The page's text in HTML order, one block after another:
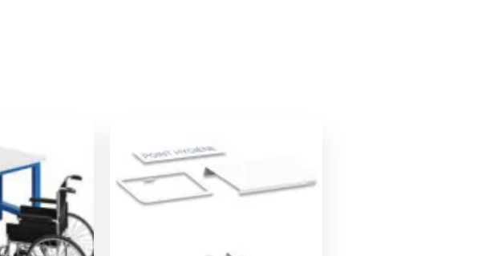
actuel
est :
448,00 €.
initial
était :
53,00 €.
est :
50,00 €.